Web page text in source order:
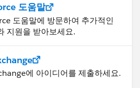
도움말
도움말에 방문하여 추가적인
지원을 받아보세요.
에 아이디어를 제출하세요.